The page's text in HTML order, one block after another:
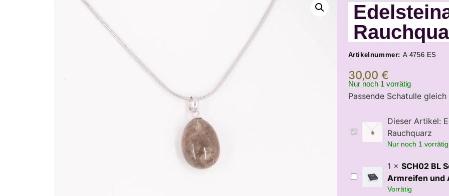
Artikelnummer: A 4756 ES
30,00 €
Nur noch 1 vorrätig
Passende Schatulle
Edelsteinanhänger
Rauchquarz
Dieser Artikel:
Rauchquarz
Nur noch 1 vorrätig
SCH02
BL
Schmuckschatulle
1 × SCH02 BL
Armreifen und
Vorrätig